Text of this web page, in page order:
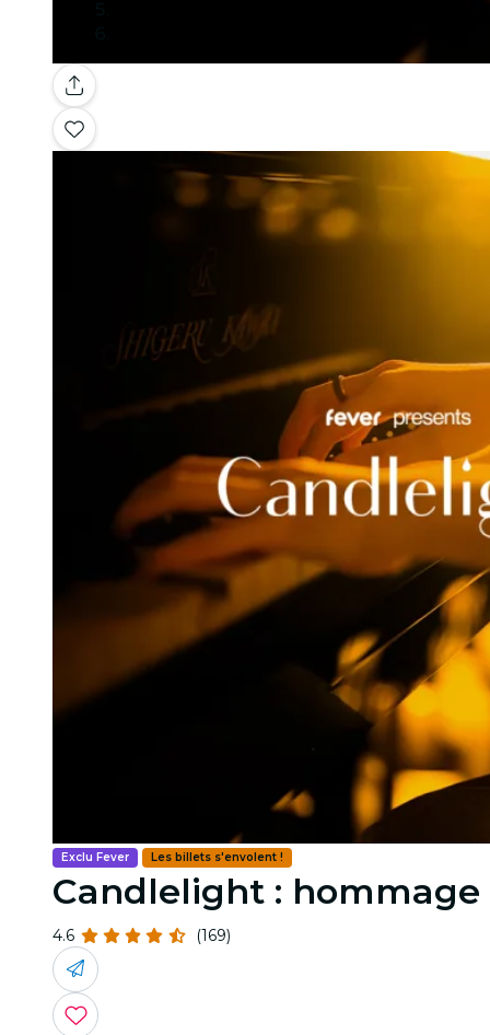
Galerie
Exclu Fever Les billets s'envolent !
Candlelight : hommage
4.6 (169)